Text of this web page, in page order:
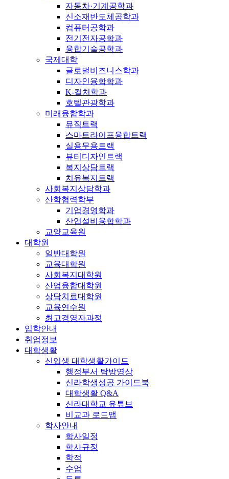
자동차·기계공학과
신소재반도체공학과
컴퓨터공학과
전기전자공학과
융합기술공학과
국제대학
글로벌비즈니스학과
디자인융합학과
K-컬처학과
호텔관광학과
미래융합학과
뮤직트랙
스마트라이프융합트랙
실용무용트랙
뷰티디자인트랙
복지상담트랙
치유복지트랙
사회복지상담학과
산학협력학부
기업경영학과
산업설비융합학과
교양교육원
대학원
일반대학원
교육대학원
사회복지대학원
산업융합대학원
상담치료대학원
교육연수원
최고경영자과정
입학안내
취업정보
대학생활
신입생 대학생활가이드
행정부서 탐방영상
신라학생성공 가이드북
대학생활 Q&A
신라대학교 유튜브
비교과 로드맵
학사안내
학사일정
학사규정
학적
수업